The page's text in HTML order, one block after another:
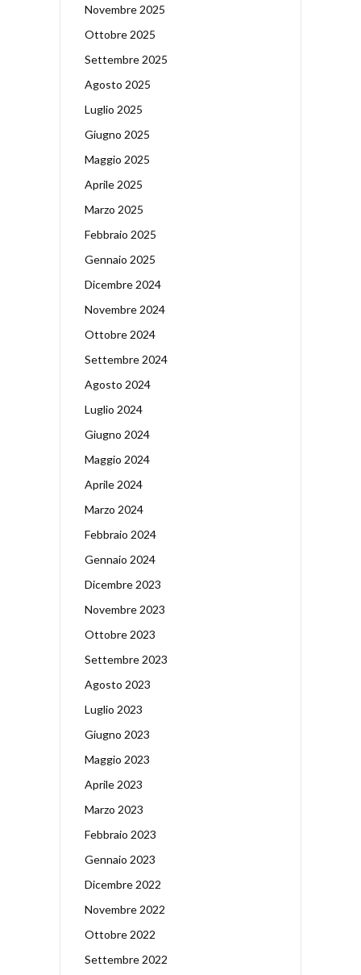
Novembre 2025
Ottobre 2025
Settembre 2025
Agosto 2025
Luglio 2025
Giugno 2025
Maggio 2025
Aprile 2025
Marzo 2025
Febbraio 2025
Gennaio 2025
Dicembre 2024
Novembre 2024
Ottobre 2024
Settembre 2024
Agosto 2024
Luglio 2024
Giugno 2024
Maggio 2024
Aprile 2024
Marzo 2024
Febbraio 2024
Gennaio 2024
Dicembre 2023
Novembre 2023
Ottobre 2023
Settembre 2023
Agosto 2023
Luglio 2023
Giugno 2023
Maggio 2023
Aprile 2023
Marzo 2023
Febbraio 2023
Gennaio 2023
Dicembre 2022
Novembre 2022
Ottobre 2022
Settembre 2022